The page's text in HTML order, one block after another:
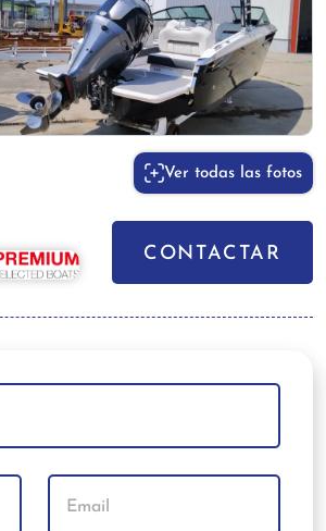
Ver todas las fotos
CONTACTAR